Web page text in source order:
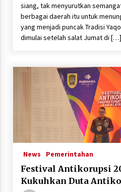
siang, tak menyurutkan
berbagai daerah itu untuk
yang menjadi puncak Tradisi
dimulai setelah salat Jumat di […]
News Pemerintahan
Festival Antikorupsi
Kukuhkan Duta